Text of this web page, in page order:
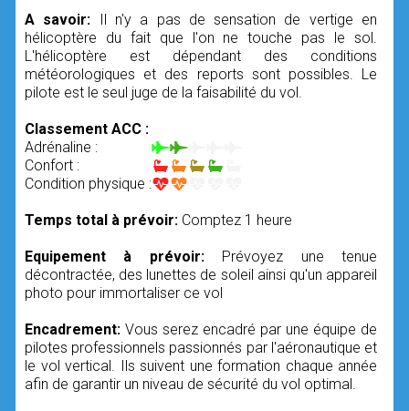
A savoir:
Il n'y a pas de sensation de vertige en
hélicoptère du fait que l'on ne touche pas le sol.
L'hélicoptère est dépendant des conditions
météorologiques et des reports sont possibles. Le
pilote est le seul juge de la faisabilité du vol.
Classement ACC :
Adrénaline :
Confort :
Condition physique :
Temps total à prévoir: Comptez 1 heure
Equipement à prévoir: Prévoyez une tenue
décontractée, des lunettes de soleil ainsi qu'un appareil
photo pour immortaliser ce vol
Encadrement: Vous serez encadré par une équipe de
pilotes professionnels passionnés par l'aéronautique et
le vol vertical. Ils suivent une formation chaque année
afin de garantir un niveau de sécurité du vol optimal.